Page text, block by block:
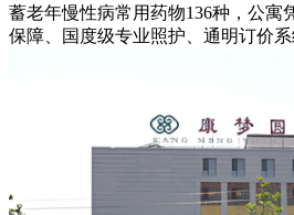
蓄老年慢性病常用药物136种，公寓
保障、国度级专业照护、通明订价